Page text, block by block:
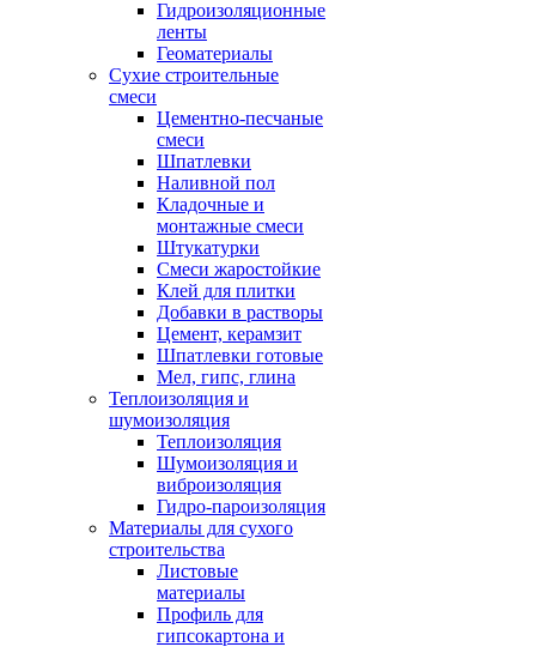
Гидроизоляционные
ленты
Геоматериалы
Сухие строительные
смеси
Цементно-песчаные
смеси
Шпатлевки
Наливной пол
Кладочные и
монтажные смеси
Штукатурки
Смеси жаростойкие
Клей для плитки
Добавки в растворы
Цемент, керамзит
Шпатлевки готовые
Мел, гипс, глина
Теплоизоляция и
шумоизоляция
Теплоизоляция
Шумоизоляция и
виброизоляция
Гидро-пароизоляция
Материалы для сухого
строительства
Листовые
материалы
Профиль для
гипсокартона и